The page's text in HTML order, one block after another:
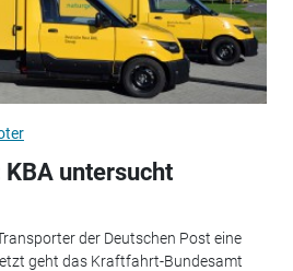
untersucht
der Deutschen Post eine
geht das Kraftfahrt-Bundesamt